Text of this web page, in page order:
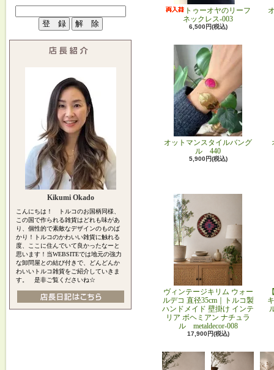
Kikumi Okado
こんにちは！ トルコのお国柄同様、
この国で作られる雑貨はどれも味があ
り、個性的で素敵なデザインのものば
かり！トルコのかわいい雑貨に触れる
度、ここに住んでいて良かったなーと
思います！当WEBSITEでは地元の強力
な卸問屋との結び付きで、どんどんか
わいいトルコ雑貨をご紹介していきま
す。 是非ご覧くださいね☆
トゥーオヤのリーフ
ネックレス-003
6,500円(税込)
オットマンスタイルバング
ル 440
5,900円(税込)
ヴィンテージキリム ウォー
ルデコ 直径35cm｜トルコ製
ハンドメイド 壁掛け インテ
リア ボヘミアン ナチュラ
ル metaldecor-008
17,900円(税込)